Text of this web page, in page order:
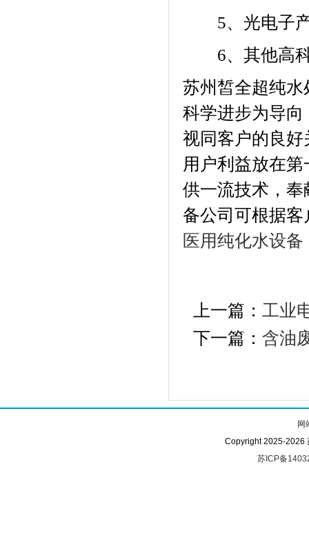
5、光电子
6、其他高
苏州皙全超纯
科学进步为导
视同客户的良
用户利益放在
供一流技术，
备公司可根据
医用纯化水设备
上一篇： 工业
下一篇： 含油
网
Copyright 2025-2026
苏ICP备